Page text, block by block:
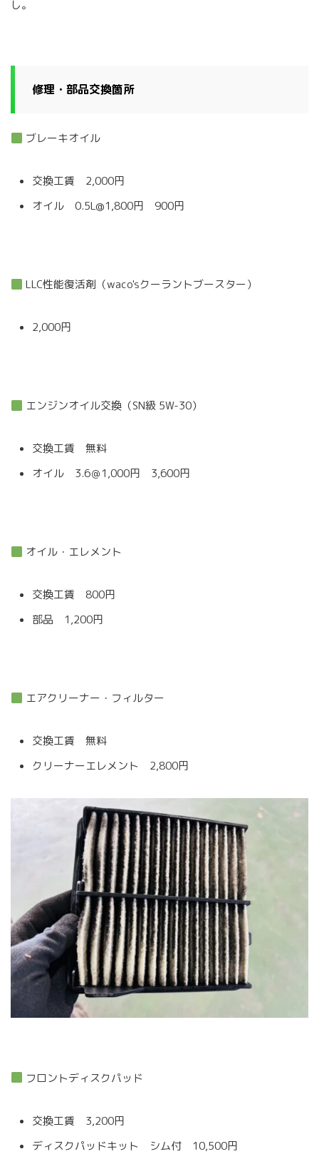
し。
修理・部品交換箇所
ブレーキオイル
交換工賃 2,000円
オイル 0.5L@1,800円 900円
LLC性能復活剤（waco'sクーラントブースター）
2,000円
エンジンオイル交換（SN級 5W-30）
交換工賃 無料
オイル 3.6＠1,000円 3,600円
オイル・エレメント
交換工賃 800円
部品 1,200円
エアクリーナー・フィルター
交換工賃 無料
クリーナーエレメント 2,800円
フロントディスクパッド
交換工賃 3,200円
ディスクパッドキット シム付 10,500円